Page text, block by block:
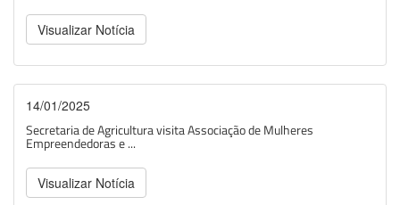
Visualizar Notícia
14/01/2025
Secretaria de Agricultura visita Associação de Mulheres
Empreendedoras e ...
Visualizar Notícia